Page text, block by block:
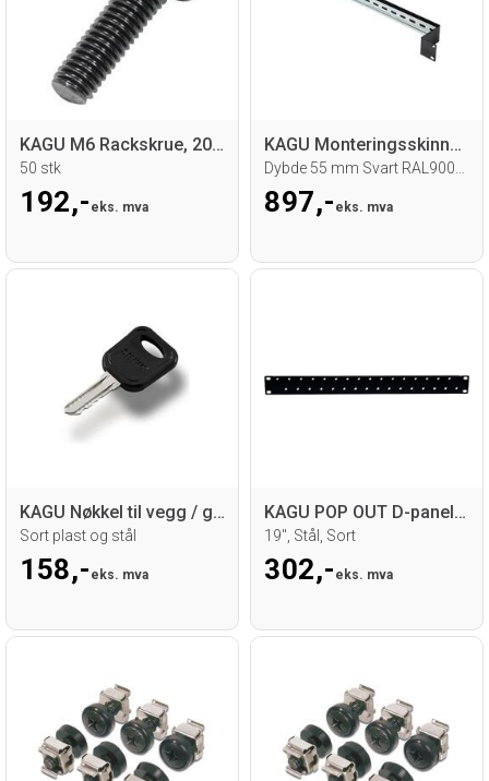
KAGU M6 Rackskrue, 20mm
50 stk
192,- eks. mva
KAGU Monteringsskinne 19" 1U
897,- eks. mva
KAGU Nøkkel til vegg / gulvskap
Sort plast og stål
158,- eks. mva
KAGU POP OUT D-panel 1U
19", Stål, Sort
302,- eks. mva